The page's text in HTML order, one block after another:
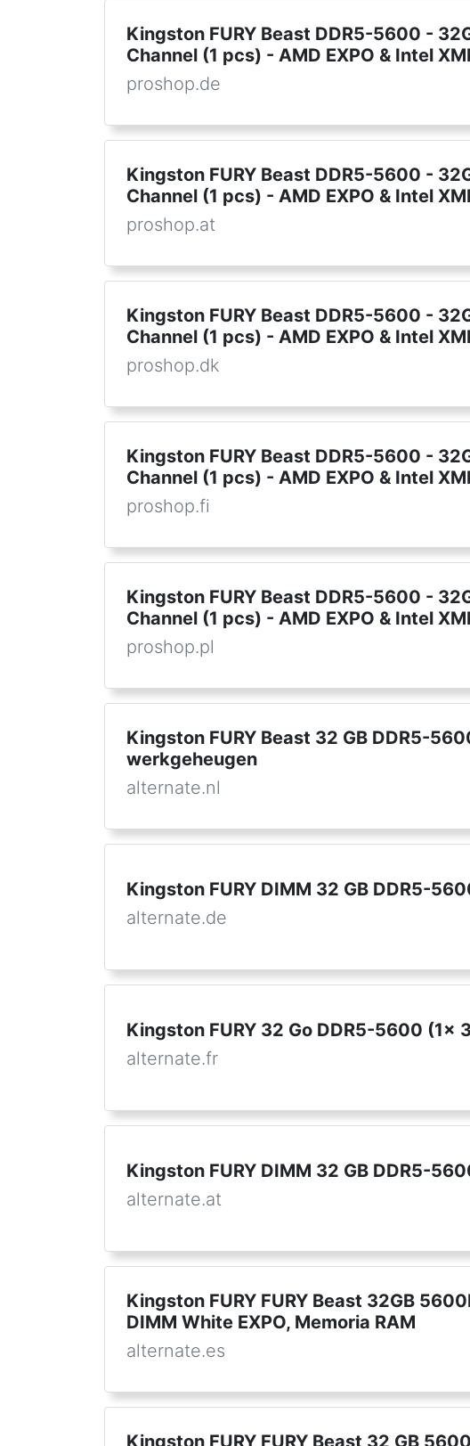
Kingston FURY Beast DDR5-5600 -
Channel (1 pcs) - AMD EXPO & Intel
proshop.de
Kingston FURY Beast DDR5-5600 -
Channel (1 pcs) - AMD EXPO & Intel
proshop.at
Kingston FURY Beast DDR5-5600 -
Channel (1 pcs) - AMD EXPO & Intel
proshop.dk
Kingston FURY Beast DDR5-5600 -
Channel (1 pcs) - AMD EXPO & Intel
proshop.fi
Kingston FURY Beast DDR5-5600 -
Channel (1 pcs) - AMD EXPO & Intel
proshop.pl
Kingston FURY Beast 32 GB DDR5-
werkgeheugen
alternate.nl
Kingston FURY DIMM 32 GB DDR5-
alternate.de
Kingston FURY 32 Go DDR5-5600 (1x
alternate.fr
Kingston FURY DIMM 32 GB DDR5-
alternate.at
Kingston FURY FURY Beast 32GB
DIMM White EXPO, Memoria RAM
alternate.es
Kingston FURY FURY Beast 32 GB